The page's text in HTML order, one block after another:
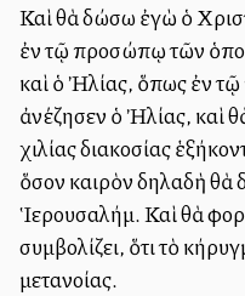
Καὶ θὰ δώσω ἐγὼ ὁ
ἐν τῷ προσώπῳ τῶν
καὶ ὁ Ἠλίας, ὅπως ἐν
ἀνέζησεν ὁ Ἠλίας, καὶ
χιλίας διακοσίας
ὅσον καιρὸν δηλαδὴ θὰ
Ἱερουσαλήμ. Καὶ θὰ
συμβολίζει, ὅτι τὸ
μετανοίας.